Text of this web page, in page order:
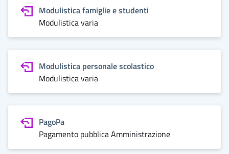
Modulistica famiglie e studenti
Modulistica varia
Modulistica personale scolastico
Modulistica varia
PagoPa
Pagamento pubblica Amministrazione